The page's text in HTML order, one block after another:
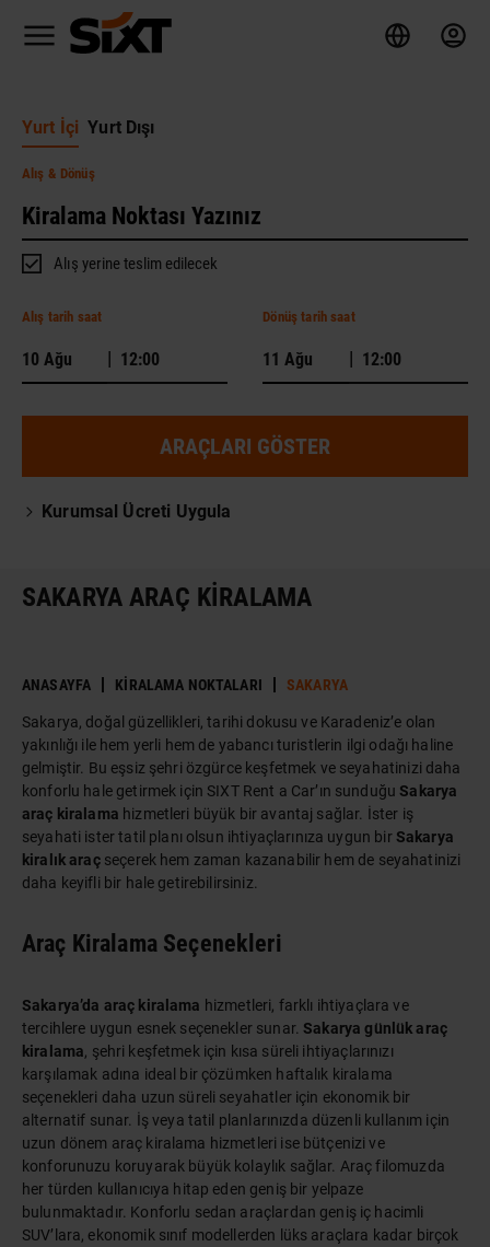
Yurt İçi Yurt Dışı
Alış & Dönüş
Alış yerine teslim edilecek
Alış tarih saat
|
Dönüş tarih saat
|
ARAÇLARI GÖSTER
Kurumsal Ücreti Uygula
SAKARYA ARAÇ KIRALAMA
ANASAYFA KIRALAMA NOKTALARI SAKARYA
Sakarya, doğal güzellikleri, tarihi dokusu ve Karadeniz’e olan
yakınlığı ile hem yerli hem de yabancı turistlerin ilgi odağı haline
gelmiştir. Bu eşsiz şehri özgürce keşfetmek ve seyahatinizi daha
konforlu hale getirmek için SIXT Rent a Car’ın sunduğu Sakarya
araç kiralama hizmetleri büyük bir avantaj sağlar. İster iş
seyahati ister tatil planı olsun ihtiyaçlarınıza uygun bir Sakarya
kiralık araçseçerek hem zaman kazanabilir hem de seyahatinizi
daha keyifli bir hale getirebilirsiniz.
Araç Kiralama Seçenekleri
Sakarya’da araç kiralama hizmetleri, farklı ihtiyaçlara ve
tercihlere uygun esnek seçenekler sunar. Sakarya günlük araç
kiralama, şehri keşfetmek için kısa süreli ihtiyaçlarınızı
karşılamak adına ideal bir çözümken haftalık kiralama
seçenekleri daha uzun süreli seyahatler için ekonomik bir
alternatif sunar. İş veya tatil planlarınızda düzenli kullanım için
uzun dönem araç kiralama hizmetleri ise bütçenizi ve
konforunuzu koruyarak büyük kolaylık sağlar. Araç filomuzda
her türden kullanıcıya hitap eden geniş bir yelpaze
bulunmaktadır. Konforlu sedan araçlardan geniş iç hacimli
SUV’lara, ekonomik sınıf modellerden lüks araçlara kadar birçok